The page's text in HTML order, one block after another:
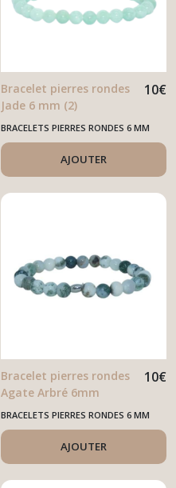
Bracelet pierres rondes
Jade 6 mm (2)
10€
BRACELETS PIERRES RONDES 6 MM
AJOUTER
Bracelet pierres rondes
Agate Arbré 6mm
10€
BRACELETS PIERRES RONDES 6 MM
AJOUTER